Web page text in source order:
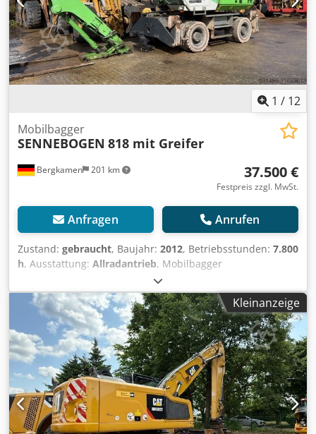
1 / 12
Bergkamen 201 km
Mobilbagger
SENNEBOGEN 818 mit Greifer
37.500 €
Festpreis zzgl. MwSt.
Anfragen Anrufen
Zustand: gebraucht, Baujahr: 2012, Betriebsstunden: 7.800
h, Ausstattung: Allradantrieb, Mobilbagger
(Sägebogen/Umschlagbagger) 818 Technische Grunddaten
(Sennebogen 818 ? Baujahr um 2012) Cedpfx Acsyx R H
Ssmerf * Maschinentyp: Mobilbagger * Einsatzgewicht: *
ca. 16,9 t (818 M) * Motor & Leistung * Motorhersteller:
Cummins * Motortyp: QSB4.5 * Leistung: ca. 97 kW (? 132
PS) * Fahrgeschwindigkeit: bis ca. 20 km/h * Reichweite: *
ca. 9 m (M-Version) * Abstützung: 4-Punkt * Anbaugeräte:
* Holzgreifer * Kabine: hydraulisch hochfahrbar die
Maschine befindet sich optisch in einem guten Zustand
allerdings wegen langer Standzeit springt der Motor nicht
an. Ursache ist unbekannt
Kleinanzeige